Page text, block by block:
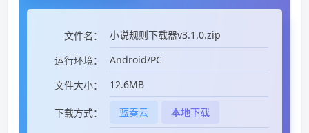
文件名：
小说规则下载器v3.1.0.zip
运行环境：
Android/PC
文件大小：
12.6MB
下载方式： 蓝奏云 本地下载